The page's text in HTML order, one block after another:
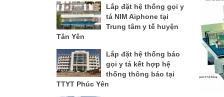
Lắp đặt hệ thống gọi y
tá NIM Aiphone tại
Trung tâm y tế huyện
Tân Yên
Lắp đặt hệ thống báo
gọi y tá kết hợp hệ
thống thông báo tại
TTYT Phúc Yên